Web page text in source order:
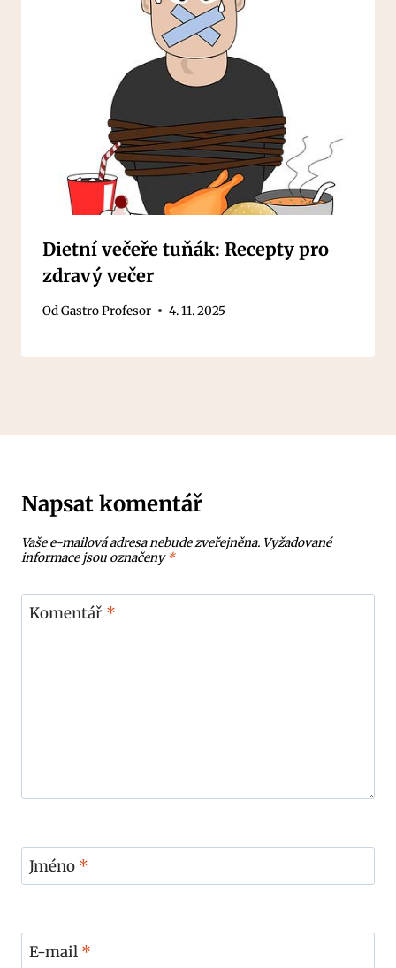
Dietní večeře tuňák: Recepty pro
zdravý večer
OdGastro Profesor 4. 11. 2025
Napsat komentář
Vaše e-mailová adresa nebude zveřejněna. Vyžadované
informace jsou označeny*
Komentář *
Jméno *
E-mail *